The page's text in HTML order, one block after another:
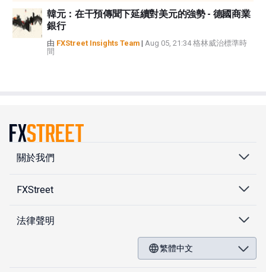
韓元：在干預傳聞下延續對美元的強勢 - 德國商業
銀行
由 FXStreet Insights Team | Aug 05, 21:34 格林威治標準時
間
關於我們
FXStreet
法律聲明
繁體中文